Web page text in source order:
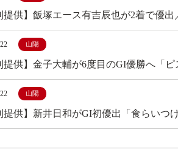
提供】飯塚エース有吉辰也が2着で優出
山陽
提供】金子大輔が6度目のGI優勝へ「
山陽
提供】新井日和がGI初優出「食らいつ